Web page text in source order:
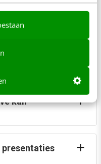
om mee te
vragen
kan
presentaties